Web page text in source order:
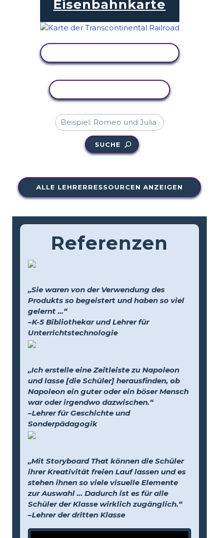
Eisenbahnkarte
SUCHE
ALLE LEHRERRESSOURCEN ANZEIGEN
Referenzen
„Sie waren von der Verwendung des
Produkts so begeistert und haben so viel
gelernt …“
–K-5 Bibliothekar und Lehrer für
Unterrichtstechnologie
„Ich erstelle eine Zeitleiste zu Napoleon
und lasse [die Schüler] herausfinden, ob
Napoleon ein guter oder ein böser Mensch
war oder irgendwo dazwischen.“
–Lehrer für Geschichte und
Sonderpädagogik
„Mit Storyboard That können die Schüler
ihrer Kreativität freien Lauf lassen und es
stehen ihnen so viele visuelle Elemente
zur Auswahl … Dadurch ist es für alle
Schüler der Klasse wirklich zugänglich.“
–Lehrer der dritten Klasse